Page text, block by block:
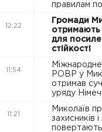
правилам
12:22
Громади
отримають
для
стійкості
11:54
Міжнародне
РОВР у
отримав
уряду
11:21
Миколаїв
захисників